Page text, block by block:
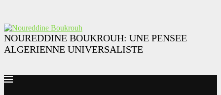
NOUREDDINE BOUKROUH: UNE PENSEE
ALGERIENNE UNIVERSALISTE